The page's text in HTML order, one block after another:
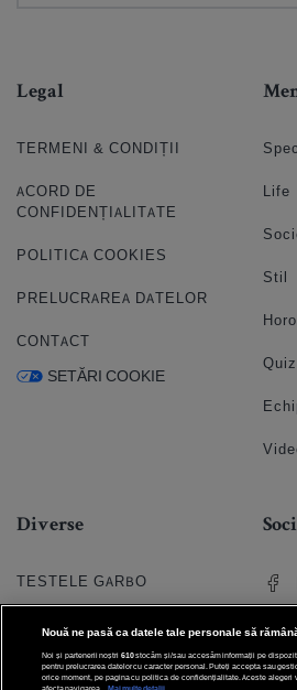
Legal
TERMENI & CONDIȚII
ACORD DE
CONFIDENȚIALITATE
POLITICA COOKIES
PRELUCRAREA DATELOR
CONTACT
SETĂRI COOKIE
Life
Stil
Quiz
Diverse
TESTELE GARBO
HOROSCOP
HOROSCOPUL IUBIRII
Nouă ne pasă ca datele tale personale să
Noi și partenerii noștri 610stocăm și/sau accesăm informații pe
pentru prelucrarea datelor cu caracter personal. Puteți accepta sau
orice moment, pe pagina cu politica de confidențialitate. Aceste alegeri
afecta navigarea.
Mai multe detalii